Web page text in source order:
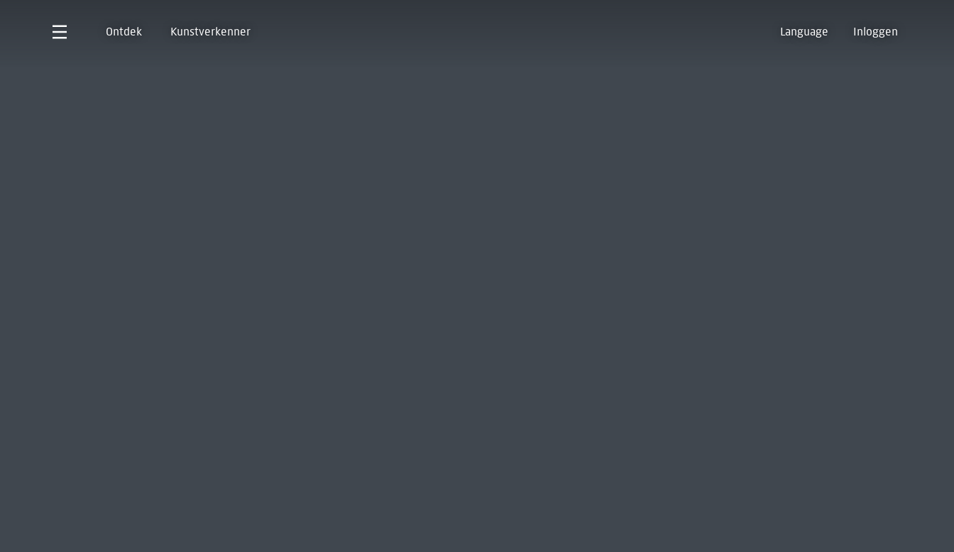
Ontdek Kunstverkenner Language Inloggen